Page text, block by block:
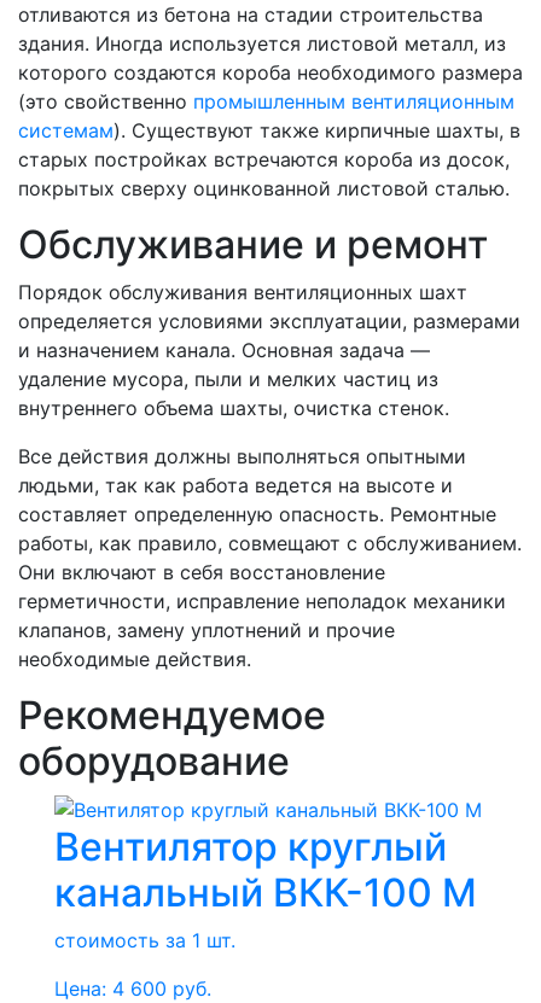
отливаются из бетона на стадии строительства
здания. Иногда используется листовой металл, из
которого создаются короба необходимого размера
(это свойственно промышленным вентиляционным
системам). Существуют также кирпичные шахты, в
старых постройках встречаются короба из досок,
покрытых сверху оцинкованной листовой сталью.
Обслуживание и ремонт
Порядок обслуживания вентиляционных шахт
определяется условиями эксплуатации, размерами
и назначением канала. Основная задача —
удаление мусора, пыли и мелких частиц из
внутреннего объема шахты, очистка стенок.
Все действия должны выполняться опытными
людьми, так как работа ведется на высоте и
составляет определенную опасность. Ремонтные
работы, как правило, совмещают с обслуживанием.
Они включают в себя восстановление
герметичности, исправление неполадок механики
клапанов, замену уплотнений и прочие
необходимые действия.
Рекомендуемое
оборудование
Вентилятор круглый
канальный ВКК-100 М
стоимость за 1 шт.
Цена: 4 600 руб.